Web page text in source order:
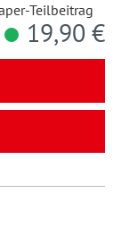
Teilbeitrag
19,90 €